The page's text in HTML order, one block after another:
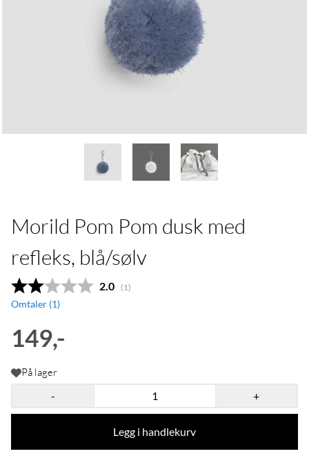
Morild Pom Pom dusk med
refleks, blå/sølv
Gjennomsnittskarakter:
2.0 (stemmer:
1)
Omtaler (1)
149,-
På lager
-
+
Legg i handlekurv